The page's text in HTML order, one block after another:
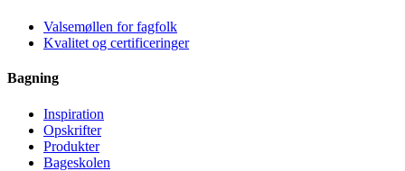
Valsemøllen for fagfolk
Kvalitet og certificeringer
Bagning
Inspiration
Opskrifter
Produkter
Bageskolen